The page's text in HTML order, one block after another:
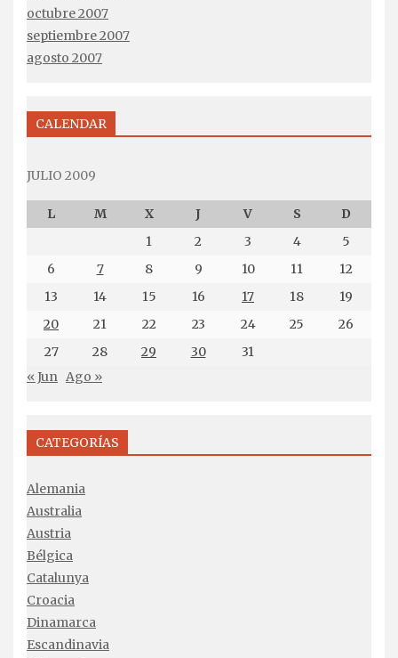
octubre 2007
septiembre 2007
agosto 2007
CALENDAR
JULIO 2009
L M X J V S
D
1
2 3 4
5
6
7 8 9 10 11
12
13
14 15 16 17 18
19
20
21 22 23 24 25
26
27
28 29 30
31
« Jun Ago »
CATEGORÍAS
Alemania
Australia
Austria
Bélgica
Catalunya
Croacia
Dinamarca
Escandinavia